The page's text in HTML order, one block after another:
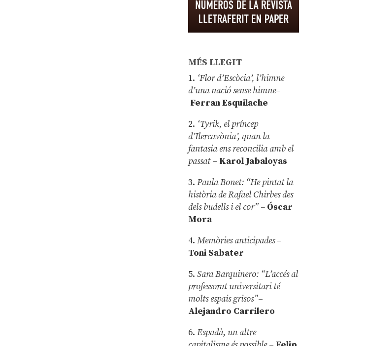
MÉS LLEGIT
1. ‘Flor d’Escòcia’, l’himne
d’una nació sense himne–
Ferran Esquilache
2. ‘Tyrik, el príncep
d’Ilercavònia’, quan la
fantasia ens reconcilia amb el
passat– Karol Jabaloyas
3.Paula Bonet: “He pintat la
història de Rafael Chirbes des
dels budells i el cor” – Óscar
Mora
4.Memòries anticipades–
Toni Sabater
5.Sara Barquinero: “L’accés al
professorat universitari té
molts espais grisos”–
Alejandro Carrilero
6.Espadà, un altre